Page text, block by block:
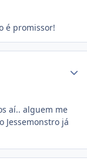
é promissor!
aí.. alguem me
Jessemonstro já